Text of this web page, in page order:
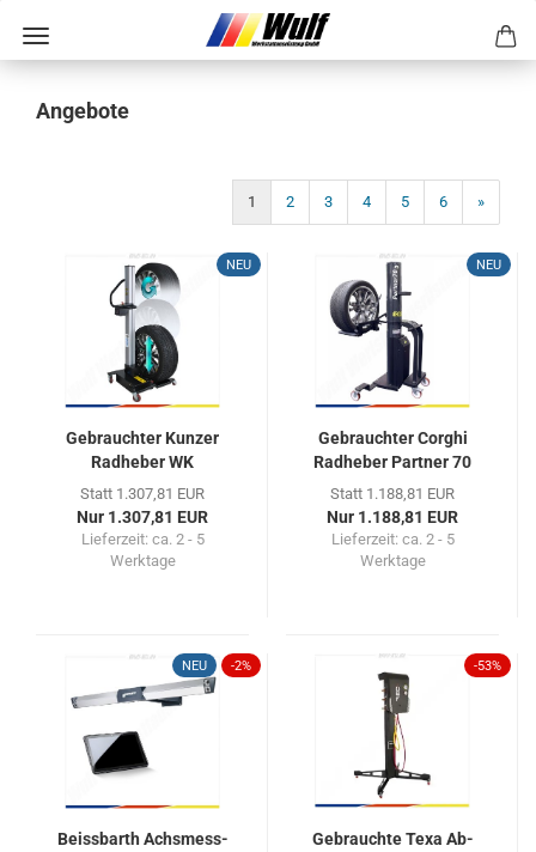
Angebote
1 2 3 4 5 6 »
NEU
Ge­brauch­ter Kun­zer
Rad­he­ber WK
CVRMH65
Statt 1.307,81 EUR
Nur 1.307,81 EUR
Lieferzeit: ca. 2 - 5
Werktage
NEU
Ge­brauch­ter Cor­ghi
Rad­he­ber Part­ner 70
Statt 1.188,81 EUR
Nur 1.188,81 EUR
Lieferzeit: ca. 2 - 5
Werktage
NEU -2%
Beiss­barth Achs­mess­
-53%
Ge­brauch­te Texa Ab­